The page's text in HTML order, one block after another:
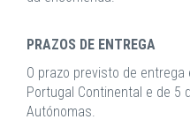
PRAZOS DE ENTREGA
O prazo previsto de
Portugal Continental e de 5
Autónomas.